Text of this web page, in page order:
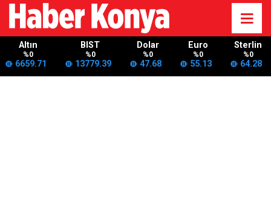
Altın
%0
6659.71
BIST
%0
13779.39
Dolar
%0
47.68
Euro
%0
55.13
Sterlin
%0
64.28